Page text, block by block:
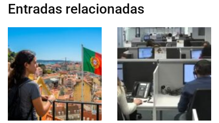
Entradas relacionadas